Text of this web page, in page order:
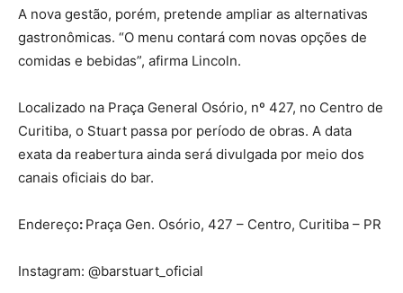
A nova gestão, porém, pretende ampliar as alternativas
gastronômicas. “O menu contará com novas opções de
comidas e bebidas”, afirma Lincoln.
Localizado na Praça General Osório, nº 427, no Centro de
Curitiba, o Stuart passa por período de obras. A data
exata da reabertura ainda será divulgada por meio dos
canais oficiais do bar.
Endereço: Praça Gen. Osório, 427 – Centro, Curitiba – PR
Instagram: @barstuart_oficial